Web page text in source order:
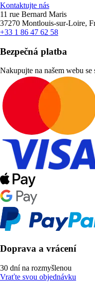
Kontaktujte nás
11 rue Bernard Maris
37270 Montlouis-sur-Loire,
+33 1 86 47 62 58
Bezpečná platba
Nakupujte na našem webu se
Doprava a vrácení
30 dní na rozmyšlenou
Vraťte svou objednávku